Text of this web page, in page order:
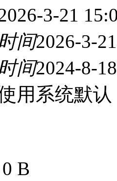
3-21
间2026-3-
间2024-8-
用系统默认
B